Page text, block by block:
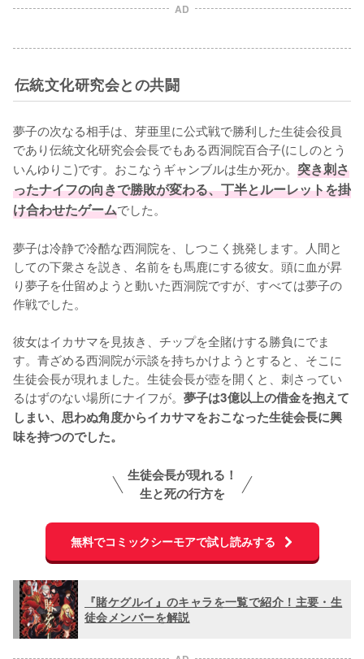
AD
伝統文化研究会との共闘
夢子の次なる相手は、芽亜里に公式戦で勝利した生徒会役員
であり伝統文化研究会会長でもある西洞院百合子(にしのとう
いんゆりこ)です。おこなうギャンブルは生か死か。 突き刺さ
ったナイフの向きで勝敗が変わる、丁半とルーレットを掛
け合わせたゲームでした。
夢子は冷静で冷酷な西洞院を、しつこく挑発します。人間と
しての下衆さを説き、名前をも馬鹿にする彼女。頭に血が昇
り夢子を仕留めようと動いた西洞院ですが、すべては夢子の
作戦でした。
彼女はイカサマを見抜き、チップを全賭けする勝負にでま
す。青ざめる西洞院が示談を持ちかけようとすると、そこに
生徒会長が現れました。生徒会長が壺を開くと、刺さってい
るはずのない場所にナイフが。 夢子は3億以上の借金を抱えて
しまい、思わぬ角度からイカサマをおこなった生徒会長に興
味を持つのでした。
生徒会長が現れる！
生と死の行方を
無料でコミックシーモアで試し読みする
『賭ケグルイ』のキャラを一覧で紹介！主要・生
徒会メンバーを解説